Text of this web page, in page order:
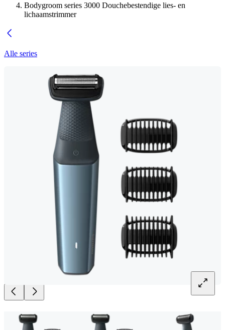
Bodygroom series 3000 Douchebestendige lies- en
lichaamstrimmer
Alle series